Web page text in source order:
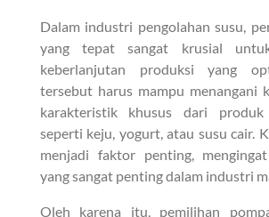
Dalam industri pengolahan susu,
yang tepat sangat krusial
keberlanjutan produksi yang
tersebut harus mampu menangani
karakteristik khusus dari produk
seperti keju, yogurt, atau susu cair.
menjadi faktor penting,
yang sangat penting dalam industri
Oleh karena itu, pemilihan